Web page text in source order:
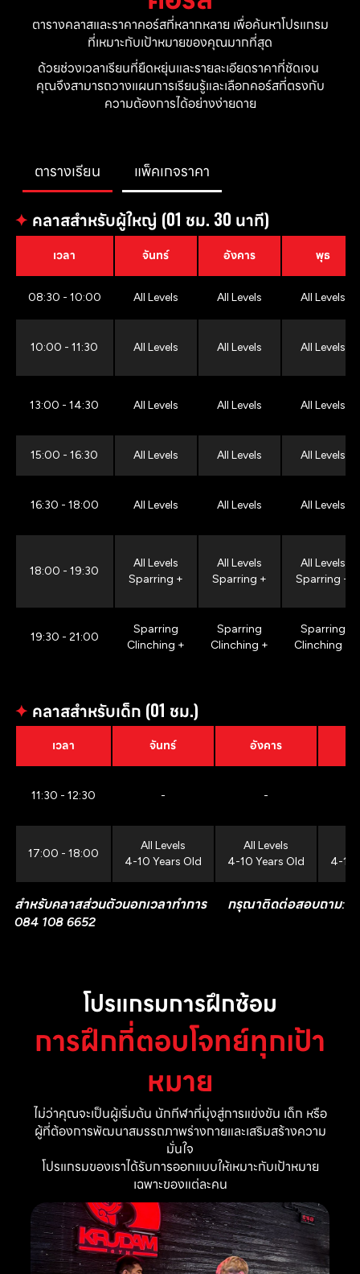
ตารางคลาสและราคาคอร์สที่หลากหลาย เพื่อค้นหาโปรแกรม
ที่เหมาะกับเป้าหมายของคุณมากที่สุด
ด้วยช่วงเวลาเรียนที่ยืดหยุ่นและรายละเอียดราคาที่ชัดเจน
คุณจึงสามารถวางแผนการเรียนรู้และเลือกคอร์สที่ตรงกับ
ความต้องการได้อย่างง่ายดาย
ตารางเรียน แพ็คเกจราคา
✦ คลาสสำหรับผู้ใหญ่ (01 ชม. 30 นาที)
เวลา จันทร์ อังคาร พุธ
08:30 - 10:00 All Levels All Levels All Levels
10:00 - 11:30 All Levels All Levels All Levels
13:00 - 14:30 All Levels All Levels All Levels
15:00 - 16:30 All Levels All Levels All Levels
16:30 - 18:00 All Levels All Levels All Levels
18:00 - 19:30
All Levels
Sparring +
All Levels
Sparring +
All Levels
Sparring +
19:30 - 21:00
Sparring
Clinching +
Sparring
Clinching +
Sparring
Clinching +
✦ คลาสสำหรับเด็ก (01 ชม.)
เวลา จันทร์ อังคาร
11:30 - 12:30 - -
17:00 - 18:00
All Levels
4-10 Years Old
All Levels
4-10 Years Old
4-10
สำหรับคลาสส่วนตัวนอกเวลาทำการ กรุณาติดต่อสอบถาม:
084 108 6652
โปรแกรมการฝึกซ้อม
การฝึกที่ตอบโจทย์ทุกเป้า
หมาย
ไม่ว่าคุณจะเป็นผู้เริ่มต้น นักกีฬาที่มุ่งสู่การแข่งขัน เด็ก หรือ
ผู้ที่ต้องการพัฒนาสมรรถภาพร่างกายและเสริมสร้างความ
มั่นใจ
โปรแกรมของเราได้รับการออกแบบให้เหมาะกับเป้าหมาย
เฉพาะของแต่ละคน